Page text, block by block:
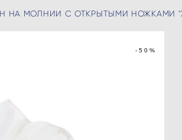
НА МОЛНИИ С ОТКРЫТЫМИ НОЖКАМИ
-50%